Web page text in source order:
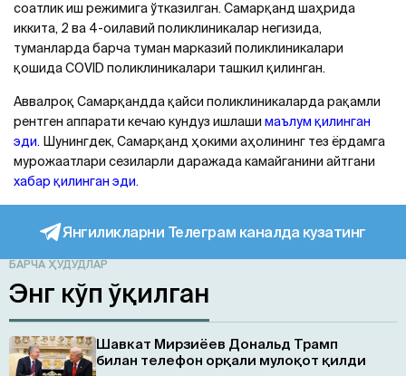
соатлик иш режимига ўтказилган. Самарқанд шаҳрида
иккита, 2 ва 4-оилавий поликлиникалар негизида,
туманларда барча туман марказий поликлиникалари
қошида COVID поликлиникалари ташкил қилинган.
Аввалроқ Самарқандда қайси поликлиникаларда рақамли
рентген аппарати кечаю кундуз ишлаши маълум қилинган
эди. Шунингдек, Самарқанд ҳокими аҳолининг тез ёрдамга
мурожаатлари сезиларли даражада камайганини айтгани
хабар қилинган эди.
Янгиликларни Телеграм каналда кузатинг
БАРЧА ҲУДУДЛАР
Энг кўп ўқилган
Шавкат Мирзиёев Дональд Трамп
билан телефон орқали мулоқот қилди